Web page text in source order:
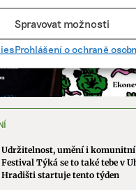
Spravovat možnosti
Prohlášení o ochraně
Udržitelnost, umění i komunitní
Festival Týká se to také tebe v
Hradišti startuje tento týden